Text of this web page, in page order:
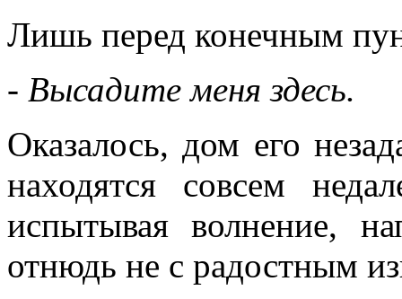
Лишь перед конечным
- Высадите меня здесь.
Оказалось, дом его
находятся совсем
испытывая волнение,
отнюдь не с радостным